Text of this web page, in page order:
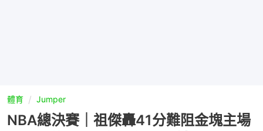
體育 Jumper
NBA總決賽｜祖傑轟41分難阻金塊主場